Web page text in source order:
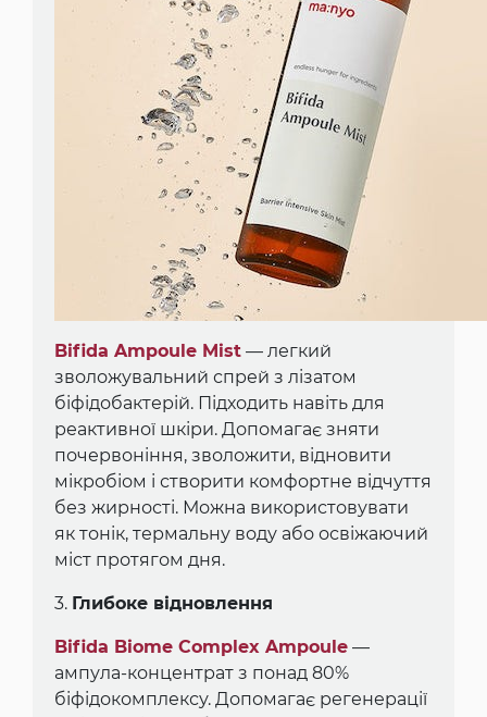
Bifida Ampoule Mist — легкий
зволожувальний спрей з лізатом
біфідобактерій. Підходить навіть для
реактивної шкіри. Допомагає зняти
почервоніння, зволожити, відновити
мікробіом і створити комфортне відчуття
без жирності. Можна використовувати
як тонік, термальну воду або освіжаючий
міст протягом дня.
3. Глибоке відновлення
Bifida Biome Complex Ampoule —
ампула-концентрат з понад 80%
біфідокомплексу. Допомагає регенерації